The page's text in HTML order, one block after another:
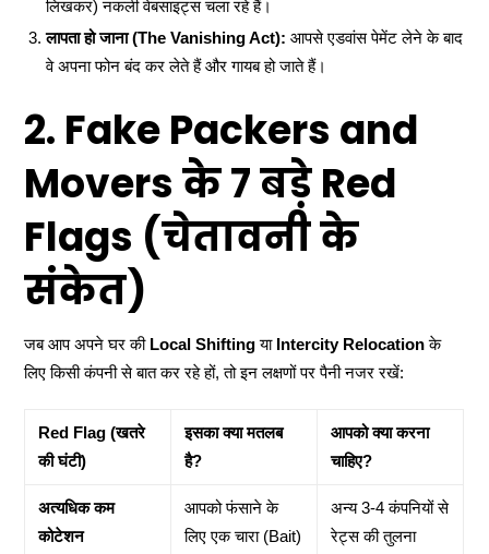
लिखकर) नकली वेबसाइट्स चला रहे हैं।
लापता हो जाना (The Vanishing Act): आपसे एडवांस पेमेंट लेने के बाद
वे अपना फोन बंद कर लेते हैं और गायब हो जाते हैं।
2. Fake Packers and
Movers के 7 बड़े Red
Flags (चेतावनी के
संकेत)
जब आप अपने घर की Local Shifting या Intercity Relocation के
लिए किसी कंपनी से बात कर रहे हों, तो इन लक्षणों पर पैनी नजर रखें:
Red Flag (खतरे
की घंटी)
इसका क्या मतलब
है?
आपको क्या करना
चाहिए?
अत्यधिक कम
कोटेशन
आपको फंसाने के
लिए एक चारा (Bait)
अन्य 3-4 कंपनियों से
रेट्स की तुलना